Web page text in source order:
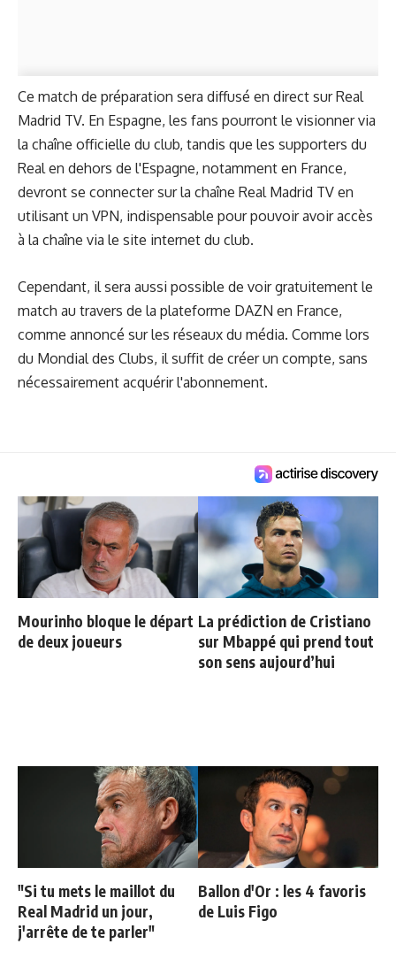
Ce match de préparation sera diffusé en direct sur Real
Madrid TV. En Espagne, les fans pourront le visionner via
la chaîne officielle du club, tandis que les supporters du
Real en dehors de l'Espagne, notamment en France,
devront se connecter surla chaîne Real Madrid TV en
utilisant un VPN, indispensable pour pouvoir avoir accès
à la chaîne via le site internet du club.
Cependant, il sera aussi possible de voir gratuitement le
match au travers de la plateforme DAZN en France,
comme annoncé sur les réseaux du média. Comme lors
du Mondial des Clubs, il suffit de créer un compte, sans
nécessairement acquérir l'abonnement.
Mourinho bloque le départ
de deux joueurs
La prédiction de Cristiano
sur Mbappé qui prend tout
son sens aujourd’hui
"Si tu mets le maillot du
Real Madrid un jour,
j'arrête de te parler"
Ballon d'Or : les 4 favoris
de Luis Figo